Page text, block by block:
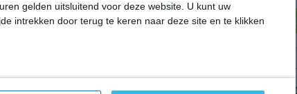
gelden uitsluitend voor deze website. U kunt uw
intrekken door terug te keren naar deze site en te klikkenbeste
Meer over